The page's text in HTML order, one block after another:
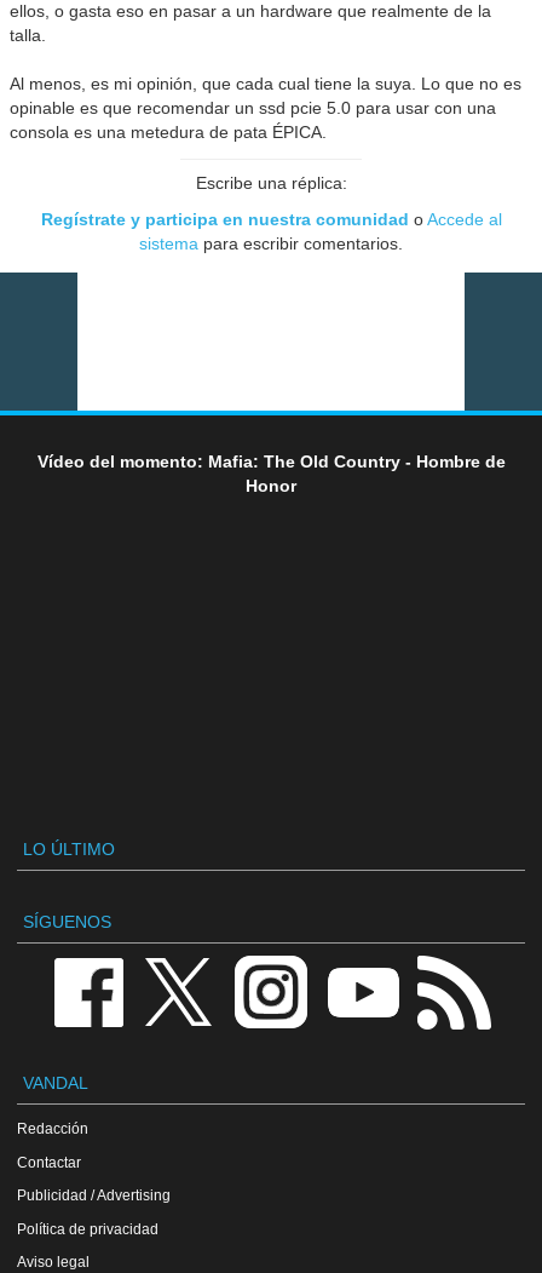
ellos, o gasta eso en pasar a un hardware que realmente de la
talla.
Al menos, es mi opinión, que cada cual tiene la suya. Lo que no es
opinable es que recomendar un ssd pcie 5.0 para usar con una
consola es una metedura de pata ÉPICA.
Escribe una réplica:
Regístrate y participa en nuestra comunidad oAccede al
sistema para escribir comentarios.
Vídeo del momento: Mafia: The Old Country - Hombre de
Honor
LO ÚLTIMO
SÍGUENOS
VANDAL
Redacción
Contactar
Publicidad / Advertising
Política de privacidad
Aviso legal